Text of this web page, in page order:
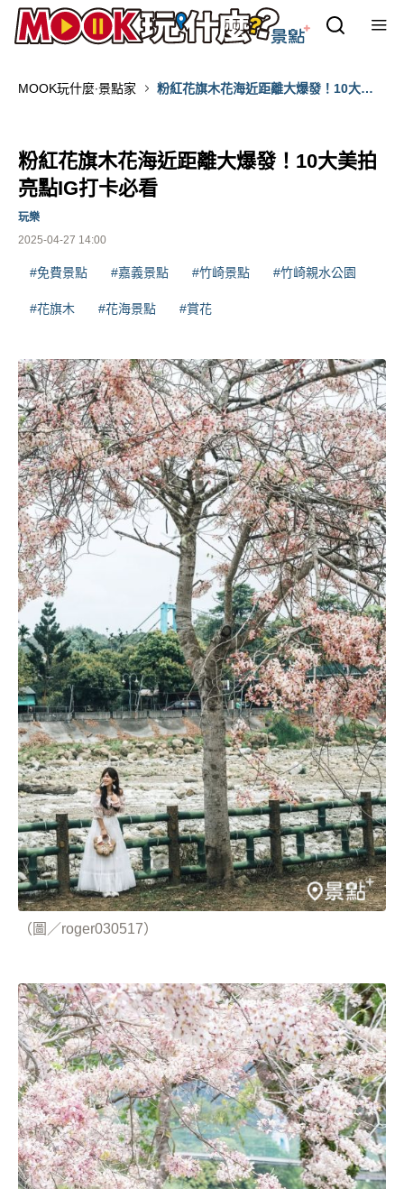
MOOK玩什麼‧景點家
粉紅花旗木花海近距離大爆發！10大美
粉紅花旗木花海近距離大爆發！10大美拍
亮點IG打卡必看
2025-04-27 14:00
玩樂
#免費景點 #嘉義景點 #竹崎景點 #竹崎親水公園
#花旗木 #花海景點 #賞花
（圖／roger030517）